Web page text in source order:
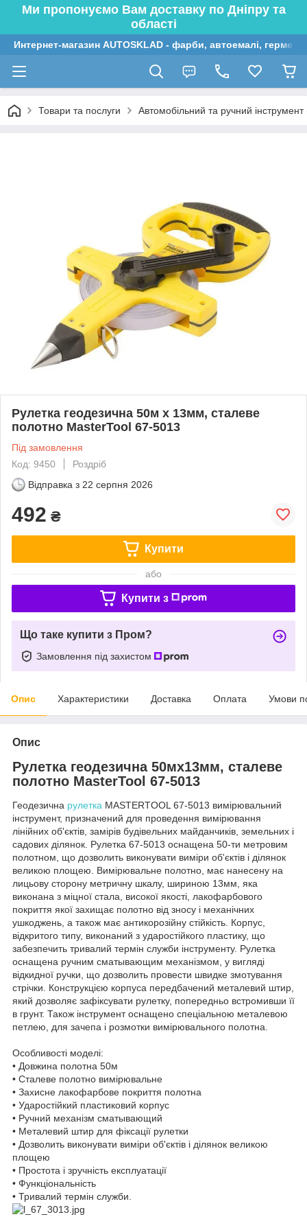
Ми пропонуємо Вам доставку по Дніпру та
області
Интернет-магазин AUTOSKLAD - фарби, автоемалі,
Товари та послуги Автомобільний та ручний
Рулетка геодезична 50м х 13мм, сталеве
полотно MasterTool 67-5013
Під замовлення
Код: 9450
Роздріб
Відправка з 22 серпня 2026
492 ₴
Купити
або
Купити з
Що таке купити з Пром?
Замовлення під захистом
Опис Характеристики Доставка Оплата Умови
Опис
Рулетка геодезична 50мх13мм, сталеве
полотно MasterTool 67-5013
Геодезична рулетка MASTERTOOL 67-5013 вимірювальний
інструмент, призначений для проведення вимірювання
лінійних об'єктів, замірів будівельних майданчиків, земельних і
садових ділянок. Рулетка 67-5013 оснащена 50-ти метровим
полотном, що дозволить виконувати виміри об'єктів і ділянок
великою площею. Вимірювальне полотно, має нанесену на
лицьову сторону метричну шкалу, шириною 13мм, яка
виконана з міцної стала, високої якості, лакофарбового
покриття якої захищає полотно від зносу і механічних
ушкоджень, а також має антикорозійну стійкість. Корпус,
відкритого типу, виконаний з ударостійкого пластику, що
забезпечить тривалий термін служби інструменту. Рулетка
оснащена ручним сматывающим механізмом, у вигляді
відкидної ручки, що дозволить провести швидке змотування
стрічки. Конструкцією корпуса передбачений металевий штир,
який дозволяє зафіксувати рулетку, попередньо встромивши її
в грунт. Також інструмент оснащено спеціальною металевою
петлею, для зачепа і розмотки вимірювального полотна.
Особливості моделі:
• Довжина полотна 50м
• Сталеве полотно вимірювальне
• Захисне лакофарбове покриття полотна
• Ударостійкий пластиковий корпус
• Ручний механізм сматывающий
• Металевий штир для фіксації рулетки
• Дозволить виконувати виміри об'єктів і ділянок великою
площею
• Простота і зручність експлуатації
• Функціональність
• Тривалий термін служби.